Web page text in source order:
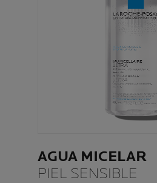
AGUA MICELAR
PIEL SENSIBLE